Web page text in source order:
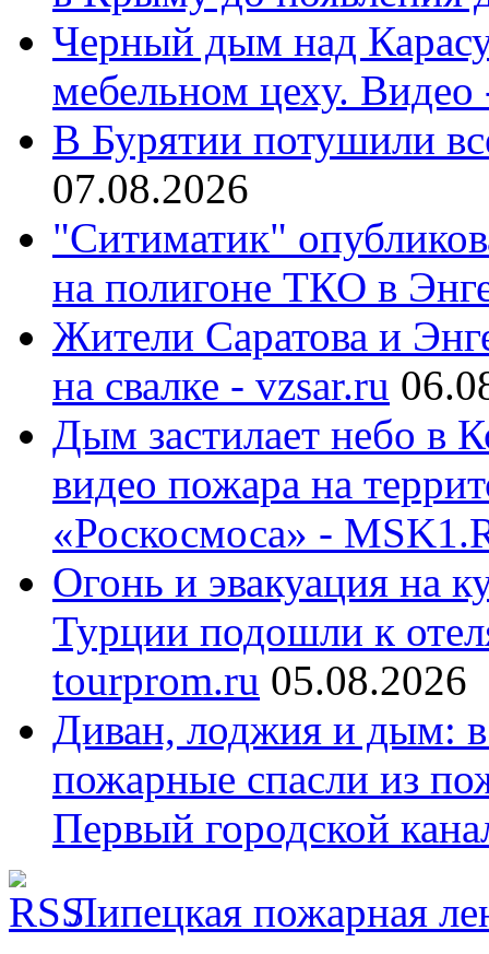
Черный дым над Карасу
мебельном цеху.
В Бурятии потушили
07.08.2026
"Ситиматик"
на полигоне ТКО в
Жители Саратова и
на свалке - vzsar.ru
Дым застилает небо в
видео пожара на
«Роскосмоса» -
Огонь и эвакуация на
Турции подошли к
tourprom.ru 05.08.2026
Диван, лоджия и дым:
пожарные спасли из
Первый городской
Липецкая пожарная